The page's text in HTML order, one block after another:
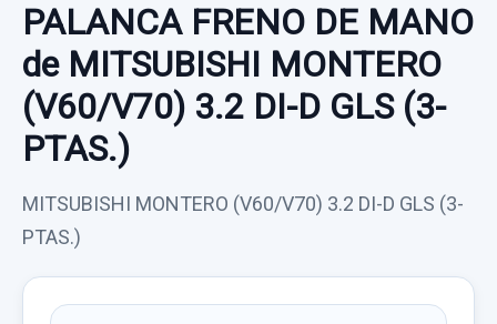
PALANCA FRENO DE MANO
de MITSUBISHI MONTERO
(V60/V70) 3.2 DI-D GLS (3-
PTAS.)
MITSUBISHI MONTERO (V60/V70) 3.2 DI-D GLS (3-
PTAS.)